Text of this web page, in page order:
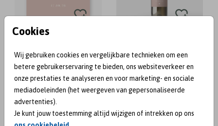
Cookies
Wij gebruiken cookies en vergelijkbare technieken om een
betere gebruikerservaring te bieden, ons websiteverkeer en
onze prestaties te analyseren en voor marketing- en sociale
mediadoeleinden (het weergeven van gepersonaliseerde
advertenties).
Je kunt jouw toestemming altijd wijzigen of intrekken op ons
VERLOVINGSKAART TAFELNUMMER